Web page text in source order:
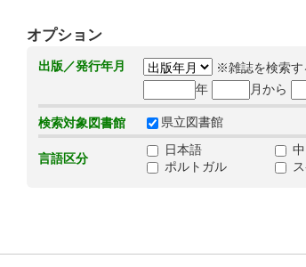
オプション
出版／発行年月
※雑誌を検索す
年
月から
検索対象図書館 県立図書館
言語区分
日本語
ポルトガル